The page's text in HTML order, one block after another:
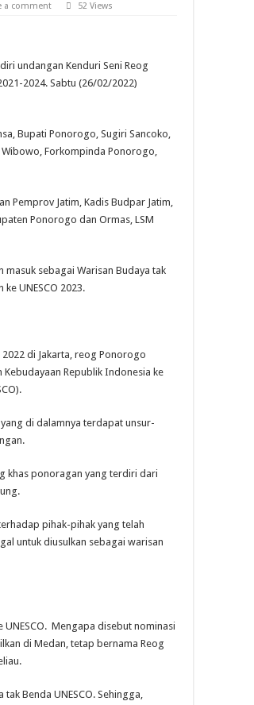
a comment 52 Views
undangan Kenduri Seni Reog
2024. Sabtu (26/02/2022)
Bupati Ponorogo, Sugiri Sancoko,
Wibowo, Forkompinda Ponorogo,
Pemprov Jatim, Kadis Budpar Jatim,
Ponorogo dan Ormas, LSM
sebagai Warisan Budaya tak
UNESCO 2023.
di Jakarta, reog Ponorogo
Republik Indonesia ke
di dalamnya terdapat unsur-
khas ponoragan yang terdiri dari
pihak-pihak yang telah
untuk diusulkan sebagai warisan
Mengapa disebut nominasi
di Medan, tetap bernama Reog
Benda UNESCO. Sehingga,